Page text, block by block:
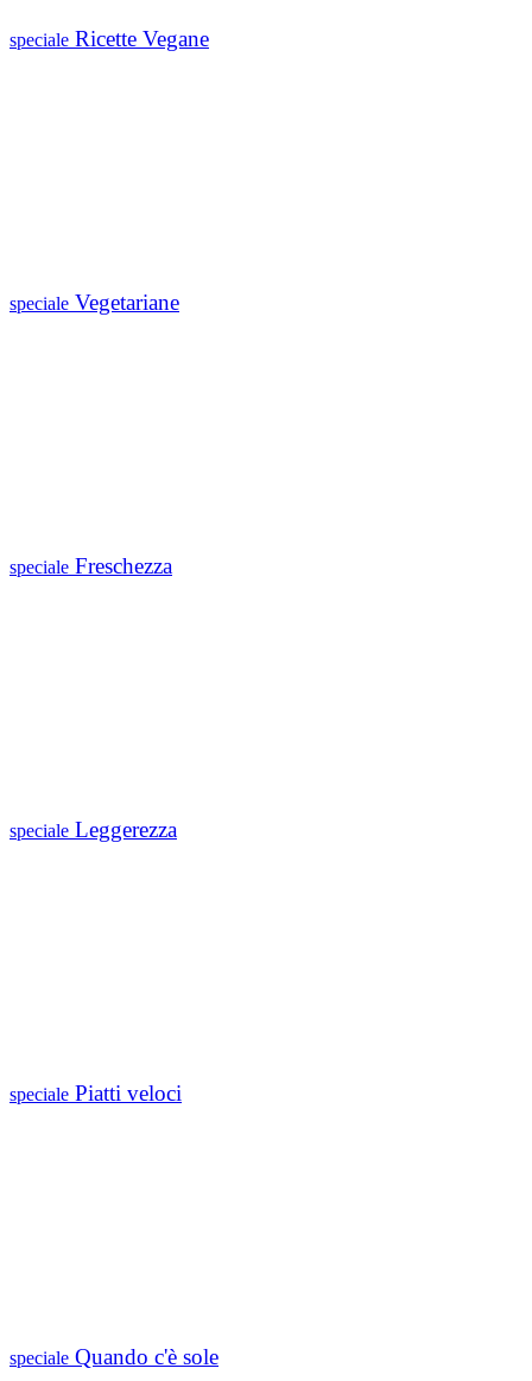
speciale Ricette Vegane
speciale Vegetariane
speciale Freschezza
speciale Leggerezza
speciale Piatti veloci
speciale Quando c'è sole